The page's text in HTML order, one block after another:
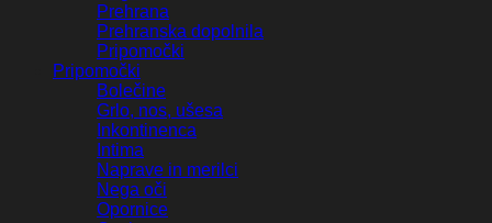
Prehrana
Prehranska dopolnila
Pripomočki
Pripomočki
Bolečine
Grlo, nos, ušesa
Inkontinenca
Intima
Naprave in merilci
Nega oči
Opornice